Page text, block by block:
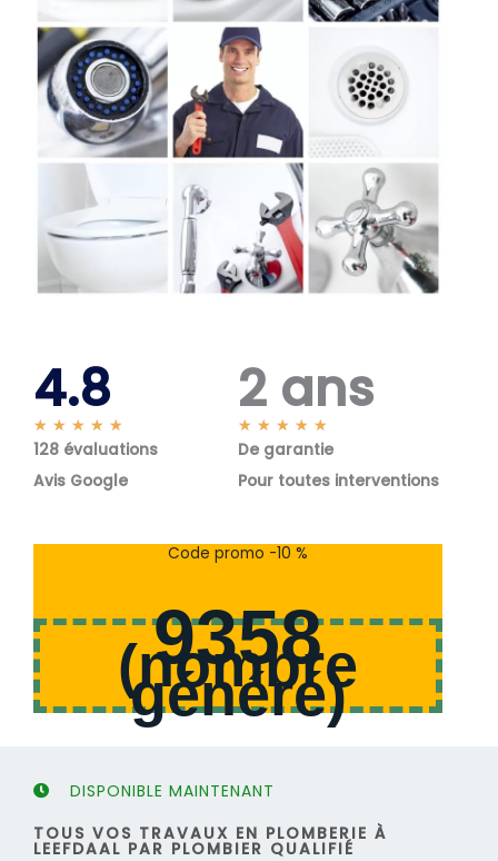
4.8
★ ★ ★ ★ ★
o
s
128 évaluations
Avis Google
2 ans
★ ★ ★ ★ ★
o
s
De garantie
Pour toutes interventions
Code promo -10 %
9358
(nombre
généré)
DISPONIBLE MAINTENANT
TOUS VOS TRAVAUX EN PLOMBERIE À
LEEFDAAL PAR PLOMBIER QUALIFIÉ